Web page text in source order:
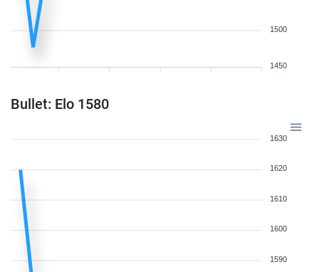
1500
1450
Bullet: Elo 1580
1630
1620
1610
1600
1590